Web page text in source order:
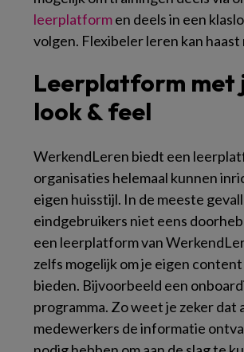
leerplatformen deels in een
volgen. Flexibeler leren kan haast
Leerplatform met
look & feel
WerkendLeren biedt een
organisaties helemaal kunnen
eigen huisstijl. In de meeste
eindgebruikers niet eens
een leerplatform van
zelfs mogelijk om je eigen
bieden. Bijvoorbeeld een
programma. Zo weet je zeker dat
medewerkers de informatie